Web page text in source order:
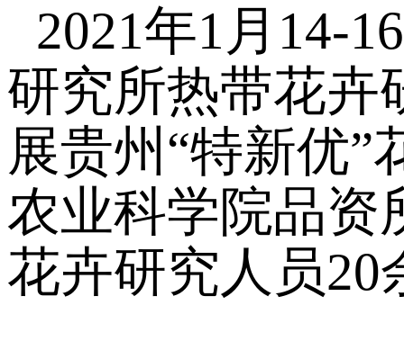
2021年1月14-
研究所热带花卉
展贵州“特新优
农业科学院品资
花卉研究人员